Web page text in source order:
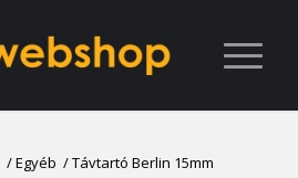
/Egyéb /Távtartó Berlin 15mm